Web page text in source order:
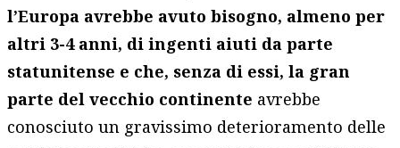
l’Europa avrebbe avuto bisogno, almeno per
altri 3-4 anni, di ingenti aiuti da parte
statunitense e che, senza di essi, la gran
parte del vecchio continente avrebbe
conosciuto un gravissimo deterioramento delle